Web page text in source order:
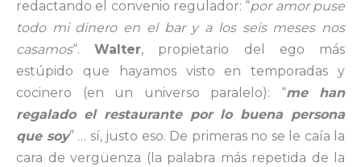
redactando el convenio regulador: “por amor puse
todo mi dinero en el bar y a los seis meses nos
casamos“.Walter, propietario del ego más
estúpido que hayamos visto en temporadas y
cocinero (en un universo paralelo): “me han
regalado el restaurante por lo buena persona
que soy” … sí, justo eso. De primeras no se le caía la
cara de vergüenza (la palabra más repetida de la